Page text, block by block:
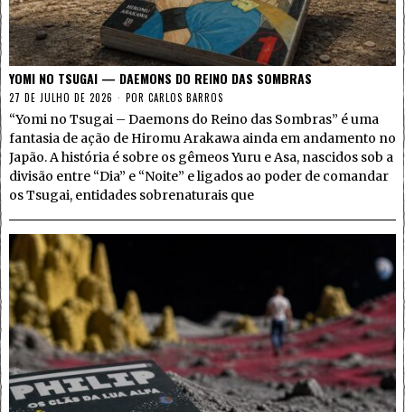
YOMI NO TSUGAI — DAEMONS DO REINO DAS SOMBRAS
27 DE JULHO DE 2026 POR CARLOS BARROS
“Yomi no Tsugai – Daemons do Reino das Sombras” é uma
fantasia de ação de Hiromu Arakawa ainda em andamento no
Japão. A história é sobre os gêmeos Yuru e Asa, nascidos sob a
divisão entre “Dia” e “Noite” e ligados ao poder de comandar
os Tsugai, entidades sobrenaturais que